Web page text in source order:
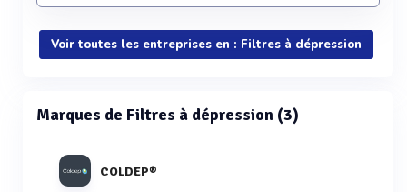
Voir toutes les entreprises en : Filtres à dépression
Marques de Filtres à dépression (3)
COLDEP®